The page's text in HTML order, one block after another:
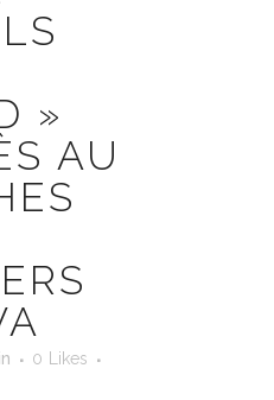
»
AU
in 0
Likes